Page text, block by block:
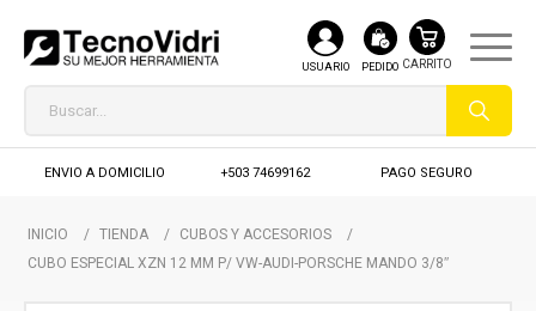
USUARIO PEDIDO
ENVIO A DOMICILIO +503 74699162 PAGO SEGURO
INICIO / TIENDA / CUBOS Y ACCESORIOS
/
CUBO ESPECIAL XZN 12 MM P/ VW-AUDI-PORSCHE MANDO 3/8″